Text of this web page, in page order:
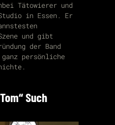
Tätowierer und
in Essen. Er
und gibt
der Band
persönliche
Such